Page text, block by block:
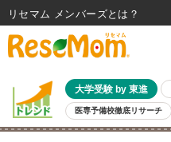
大学受験 by 東進
医専予備校徹底リサーチ
親子で考える大学選び 高校受験
リセマム メンバーズ